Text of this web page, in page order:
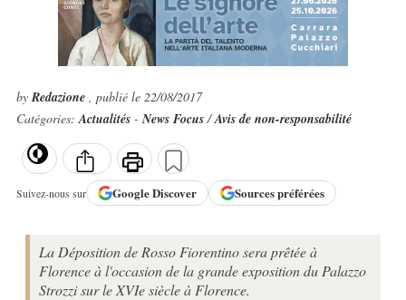
byRedazione , publié le 22/08/2017
Catégories:Actualités -News Focus/Avis de non-responsabilité
Suivez-nous sur GoogleDiscover Sources préférées
La Déposition de Rosso Fiorentino sera prêtée à
Florence à l'occasion de la grande exposition du Palazzo
Strozzi sur le XVIe siècle à Florence.